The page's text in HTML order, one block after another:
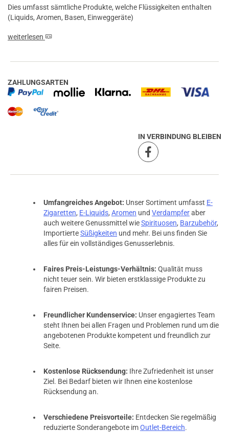
Dies umfasst sämtliche Produkte, welche Flüssigkeiten enthalten
(Liquids, Aromen, Basen, Einweggeräte)
weiterlesen
ZAHLUNGSARTEN
IN VERBINDUNG BLEIBEN
Umfangreiches Angebot: Unser Sortiment umfasst E-
Zigaretten, E-Liquids, Aromen und Verdampferaber
auch weitere Genussmittel wieSpirituosen, Barzubehör,
ImportierteSüßigkeiten und mehr. Bei uns finden Sie
alles für ein vollständiges Genusserlebnis.
Faires Preis-Leistungs-Verhältnis: Qualität muss
nicht teuer sein. Wir bieten erstklassige Produkte zu
fairen Preisen.
Freundlicher Kundenservice: Unser engagiertes Team
steht Ihnen bei allen Fragen und Problemen rund um die
angebotenen Produkte kompetent und freundlich zur
Seite.
Kostenlose Rücksendung: Ihre Zufriedenheit ist unser
Ziel. Bei Bedarf bieten wir Ihnen eine kostenlose
Rücksendung an.
Verschiedene Preisvorteile: Entdecken Sie regelmäßig
reduzierte Sonderangebote imOutlet-Bereich.